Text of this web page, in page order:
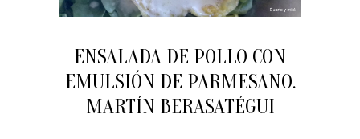
ENSALADA DE POLLO CON
EMULSIÓN DE PARMESANO.
MARTÍN BERASATÉGUI